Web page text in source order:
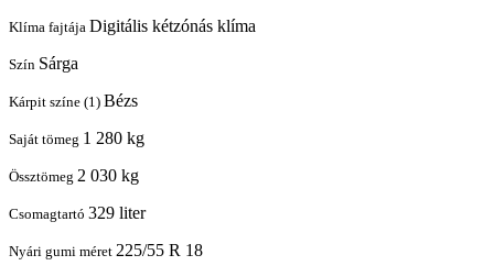
Klíma fajtája Digitális kétzónás klíma
Szín Sárga
Kárpit színe (1) Bézs
Saját tömeg 1 280 kg
Össztömeg 2 030 kg
Csomagtartó 329 liter
Nyári gumi méret 225/55 R 18